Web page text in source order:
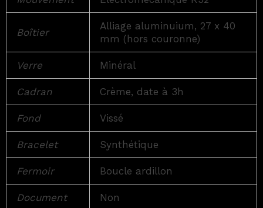
Boîtier
Alliage aluminuium, 27 x 40
mm (hors couronne)
Verre Minéral
Cadran Crème, date à 3h
Fond Vissé
Bracelet Synthétique
Fermoir Boucle ardillon
Document Non